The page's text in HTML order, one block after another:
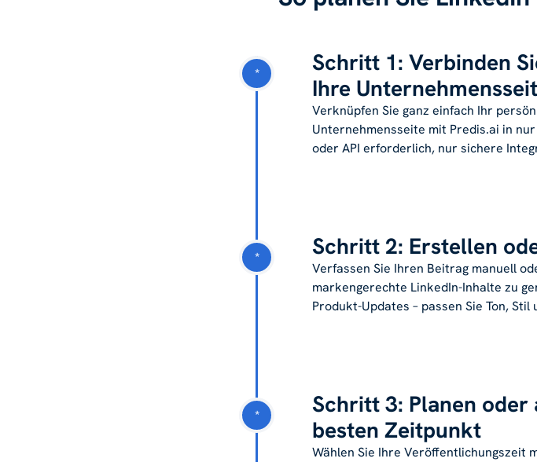
*
Schritt 1: Verbinden
Ihre
Verknüpfen Sie ganz einfach Ihr
Unternehmensseite mit Predis.ai in
oder API erforderlich, nur sichere
* Schritt 2: Erstellen
Verfassen Sie Ihren Beitrag manuell
markengerechte LinkedIn-Inhalte zu
Produkt-Updates – passen Sie Ton,
*
Schritt 3: Planen oder
besten Zeitpunkt
Wählen Sie Ihre Veröffentlichungszeit